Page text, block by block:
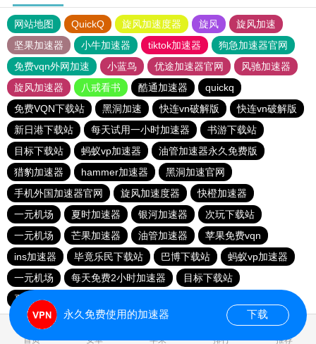
网站地图 QuickQ 旋风加速度器 旋风
旋风加速
坚果加速器
小牛加速器 tiktok加速器
狗急加速器官网
免费vqn外网加速
小蓝鸟 优途加速器官网
风驰加速器
旋风加速器
八戒看书 酷通加速器
quickq
免费VQN下载站
黑洞加速 快连vn破解版
快连vn破解版
新日港下载站
每天试用一小时加速器
书游下载站
目标下载站
蚂蚁vp加速器
油管加速器永久免费版
猎豹加速器
hammer加速器
黑洞加速官网
手机外国加速器官网
旋风加速度器
快橙加速器
一元机场
夏时加速器 银河加速器
次玩下载站
一元机场
芒果加速器 油管加速器
苹果免费vqn
ins加速器
毕竟乐民下载站 巴博下载站
蚂蚁vp加速器
一元机场
每天免费2小时加速器
目标下载站
夏时加速器
首页 安卓 苹果 排行 推荐
永久免费使用的加速器 下载
0.146363s